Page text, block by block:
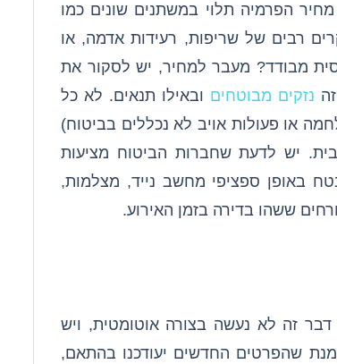
הפרמיה תלוי במשתנים שונים כמו
רבים של שריפות, רעידות אדמה, או
מבודד? מעבר למחיר, יש לסקור את
נזקים מבוטחים ובאילו תנאים. לא כל
או פעולות אויב לא נכללים בביטוח)
יש לדעת שחברות הביטוח מציעות
באופן ספציפי מחשב נייד, מצלמות,
ששהו בדירה בזמן האירוע.
זה לא נעשה בצורה אוטומטית, ויש
שהפרטים החדשים יעודכנו בהתאם,